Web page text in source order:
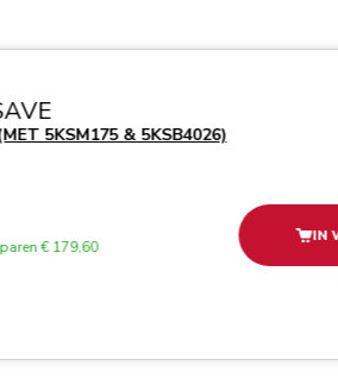
5KSM175 & 5KSB4026)
€ 179,60
IN